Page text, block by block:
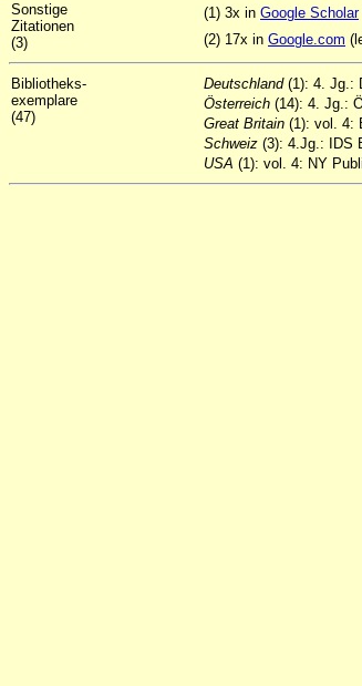
Sonstige
Zitationen
(3)
(1) 3x in Google Scholar
(2) 17x in Google.com
Bibliotheks-
exemplare
(47)
Deutschland(1): 4. Jg.:
Österreich (14): 4. Jg.:
Great Britain (1): vol. 4:
Schweiz (3): 4.Jg.: IDS
USA (1): vol. 4: NY